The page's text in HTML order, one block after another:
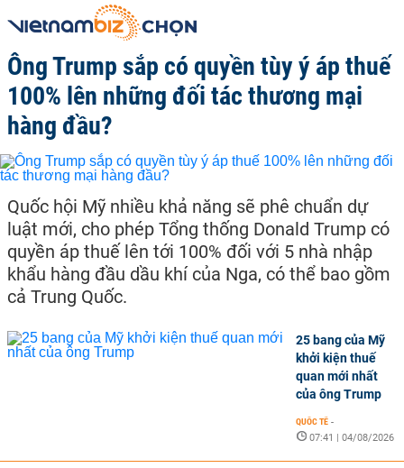
Ông Trump sắp có quyền tùy ý áp thuế
100% lên những đối tác thương mại
hàng đầu?
Quốc hội Mỹ nhiều khả năng sẽ phê chuẩn dự
luật mới, cho phép Tổng thống Donald Trump có
quyền áp thuế lên tới 100% đối với 5 nhà nhập
khẩu hàng đầu dầu khí của Nga, có thể bao gồm
cả Trung Quốc.
25 bang của Mỹ
khởi kiện thuế
quan mới nhất
của ông Trump
QUỐC TẾ -
07:41 | 04/08/2026